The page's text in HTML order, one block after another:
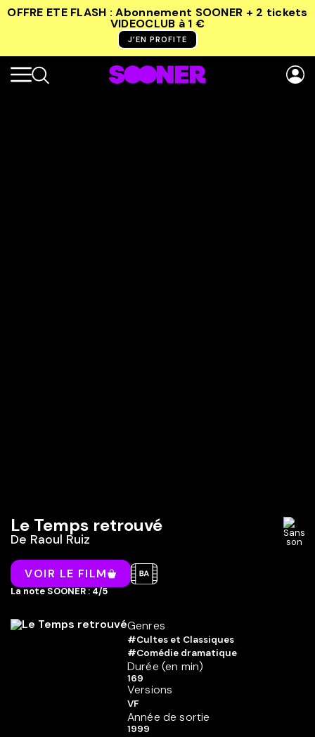
OFFRE ETE FLASH : Abonnement SOONER + 2 tickets
VIDEOCLUB à 1 €
J’EN PROFITE
Le Temps retrouvé
De Raoul Ruiz
VOIR LE FILM
La note SOONER : 4/5
Genres
#Cultes et Classiques
#Comédie dramatique
Durée (en min)
169
Versions
VF
Année de sortie
1999